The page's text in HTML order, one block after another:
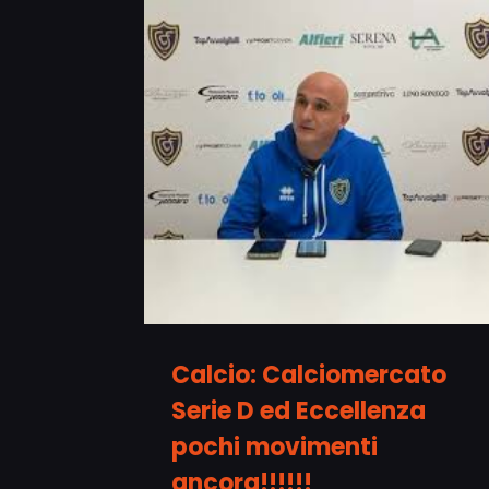
Calcio: Calciomercato
Serie D ed Eccellenza
pochi movimenti